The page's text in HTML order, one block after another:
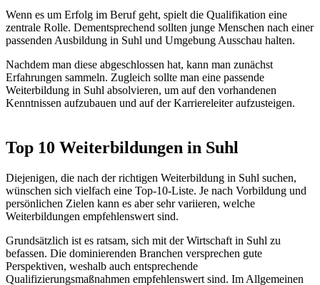
Wenn es um Erfolg im Beruf geht, spielt die Qualifikation eine
zentrale Rolle. Dementsprechend sollten junge Menschen nach einer
passenden Ausbildung in Suhl und Umgebung Ausschau halten.
Nachdem man diese abgeschlossen hat, kann man zunächst
Erfahrungen sammeln. Zugleich sollte man eine passende
Weiterbildung in Suhl absolvieren, um auf den vorhandenen
Kenntnissen aufzubauen und auf der Karriereleiter aufzusteigen.
Top 10 Weiterbildungen in Suhl
Diejenigen, die nach der richtigen Weiterbildung in Suhl suchen,
wünschen sich vielfach eine Top-10-Liste. Je nach Vorbildung und
persönlichen Zielen kann es aber sehr variieren, welche
Weiterbildungen empfehlenswert sind.
Grundsätzlich ist es ratsam, sich mit der Wirtschaft in Suhl zu
befassen. Die dominierenden Branchen versprechen gute
Perspektiven, weshalb auch entsprechende
Qualifizierungsmaßnahmen empfehlenswert sind. Im Allgemeinen